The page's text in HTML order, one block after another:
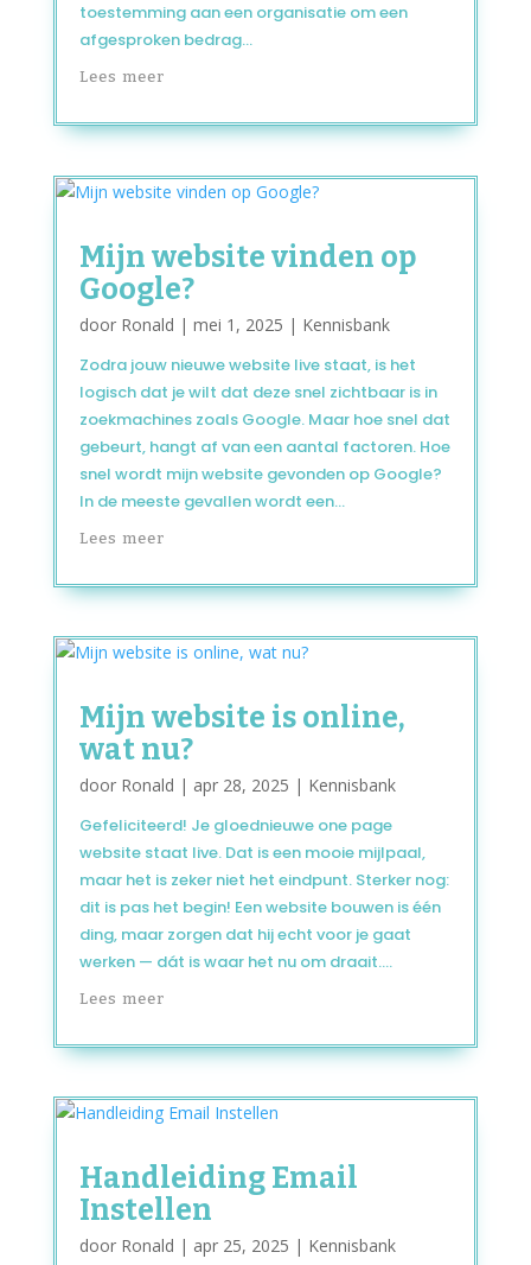
toestemming aan een organisatie om een
afgesproken bedrag...
Lees meer
Mijn website vinden op
Google?
door Ronald | mei 1, 2025 | Kennisbank
Zodra jouw nieuwe website live staat, is het
logisch dat je wilt dat deze snel zichtbaar is in
zoekmachines zoals Google. Maar hoe snel dat
gebeurt, hangt af van een aantal factoren. Hoe
snel wordt mijn website gevonden op Google?
In de meeste gevallen wordt een...
Lees meer
Mijn website is online,
wat nu?
door Ronald | apr 28, 2025 | Kennisbank
Gefeliciteerd! Je gloednieuwe one page
website staat live. Dat is een mooie mijlpaal,
maar het is zeker niet het eindpunt. Sterker nog:
dit is pas het begin! Een website bouwen is één
ding, maar zorgen dat hij echt voor je gaat
werken — dát is waar het nu om draait....
Lees meer
Handleiding Email
Instellen
door Ronald | apr 25, 2025 | Kennisbank